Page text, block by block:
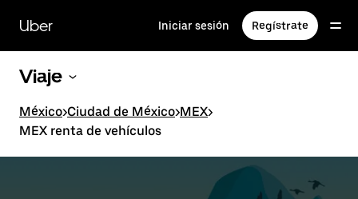
contenido
principal
Uber Iniciar sesión Regístrate
Viaje
México>Ciudad de México>MEX>
MEX renta de vehículos